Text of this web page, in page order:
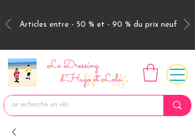
Articles entre - 50 % et - 90 % du prix neuf